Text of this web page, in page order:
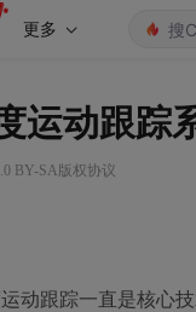
更多
运动跟踪
BY-SA版权协议
动跟踪一直是核心